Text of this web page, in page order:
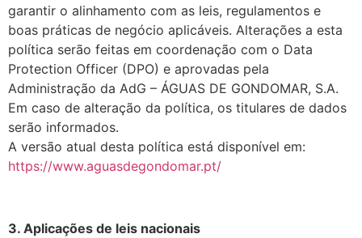
garantir o alinhamento com as leis, regulamentos e
boas práticas de negócio aplicáveis. Alterações a esta
política serão feitas em coordenação com o Data
Protection Officer (DPO) e aprovadas pela
Administração da AdG – ÁGUAS DE GONDOMAR, S.A.
Em caso de alteração da política, os titulares de dados
serão informados.
A versão atual desta política está disponível em:
https://www.aguasdegondomar.pt/
3. Aplicações de leis nacionais